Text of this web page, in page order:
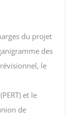
du projet
des
le
et le
de